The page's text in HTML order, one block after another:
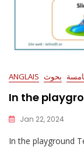
ANGLAIS بحوث
In the
Jan 22, 2024
In the playground